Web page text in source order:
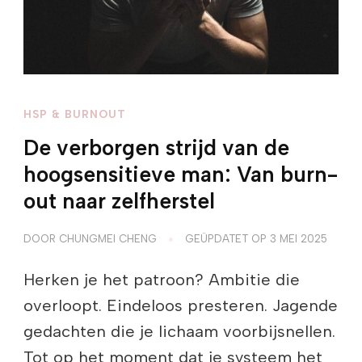
HSP & BURNOUT
De verborgen strijd van de
hoogsensitieve man: Van burn-
out naar zelfherstel
DOOR CHUNGMEI CHENG GEÜPDATET OP 3 MEI 2025
Herken je het patroon? Ambitie die
overloopt. Eindeloos presteren. Jagende
gedachten die je lichaam voorbijsnellen.
Tot op het moment dat je systeem het